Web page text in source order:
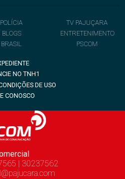
POLÍCIA
BLOGS
BRASIL
TV PAJUÇARA
ENTRETENIMENTO
PSCOM
NO TNH1
DE USO
CONOSCO
| 30237562